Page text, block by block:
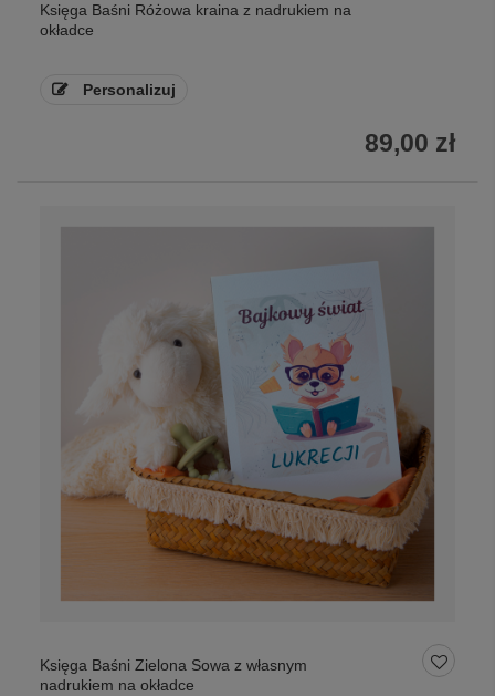
Księga Baśni Różowa kraina z nadrukiem na
okładce
Personalizuj
89,00 zł
Księga Baśni Zielona Sowa z własnym
nadrukiem na okładce